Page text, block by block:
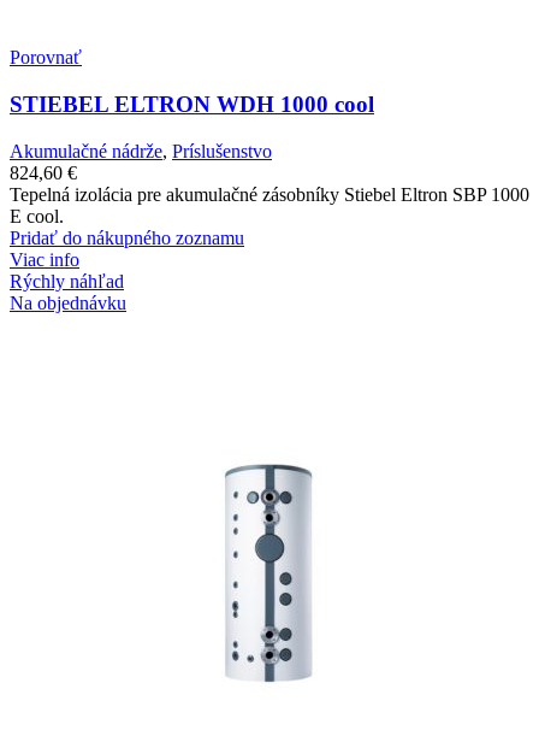
Porovnať
STIEBEL ELTRON WDH 1000 cool
Akumulačné nádrže, Príslušenstvo
824,60 €
Tepelná izolácia pre akumulačné zásobníky Stiebel Eltron SBP 1000
E cool.
Pridať do nákupného zoznamu
Viac info
Rýchly náhľad
Na objednávku